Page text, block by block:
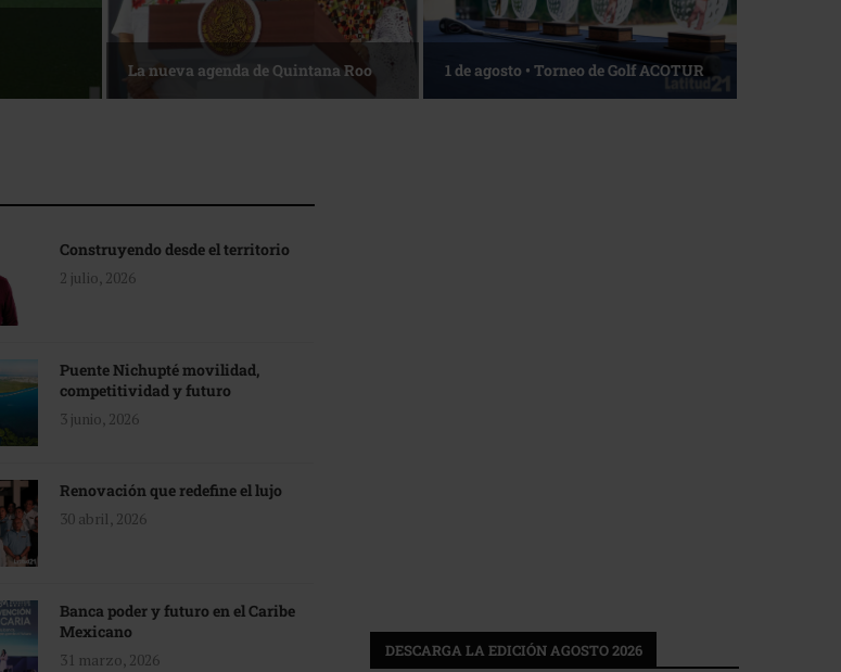
La nueva agenda de Quintana Roo 1 de agosto • Torneo de Golf ACOTUR
Construyendo desde el territorio
2 julio, 2026
Puente Nichupté movilidad,
competitividad y futuro
3 junio, 2026
Renovación que redefine el lujo
30 abril, 2026
Banca poder y futuro en el Caribe
Mexicano
31 marzo, 2026
DESCARGA LA EDICIÓN AGOSTO 2026